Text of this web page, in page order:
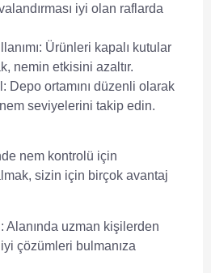
iyi olan raflarda
Ürünleri kapalı kutular
nemin etkisini azaltır.
Depo ortamını düzenli olarak
nem seviyelerini takip edin.
nem kontrolü için
sizin için birçok avantaj
Alanında uzman kişilerden
çözümleri bulmanıza